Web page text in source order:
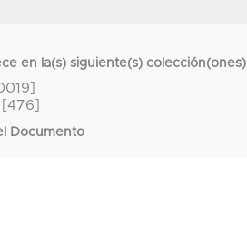
en la(s) siguiente(s) colección(ones)
[476]
Documento